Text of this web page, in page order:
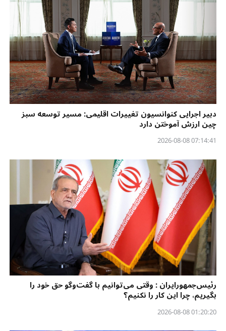
دبیر اجرایی کنوانسیون تغییرات اقلیمی: مسیر توسعه سبز
چین ارزش آموختن دارد
07:14:41 2026-08-08
رئیس‌جمهورایران : وقتی می‌توانیم با گفت‌وگو حق خود را
بگیریم، چرا این کار را نکنیم؟
01:20:20 2026-08-08